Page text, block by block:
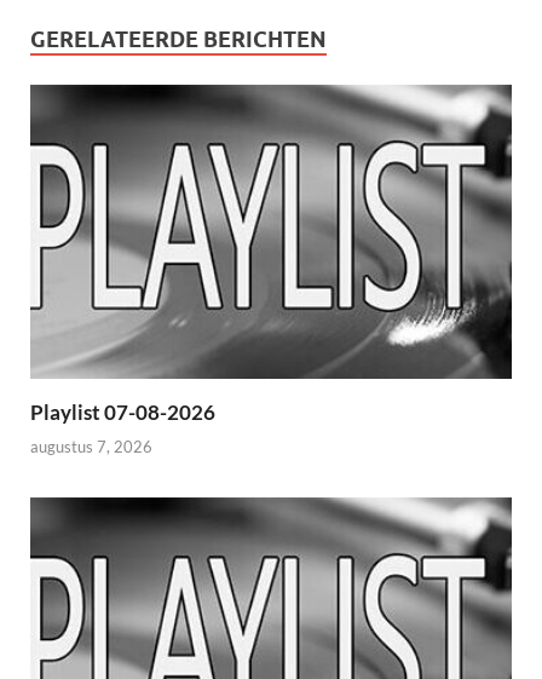
GERELATEERDE BERICHTEN
Playlist 07-08-2026
augustus 7, 2026